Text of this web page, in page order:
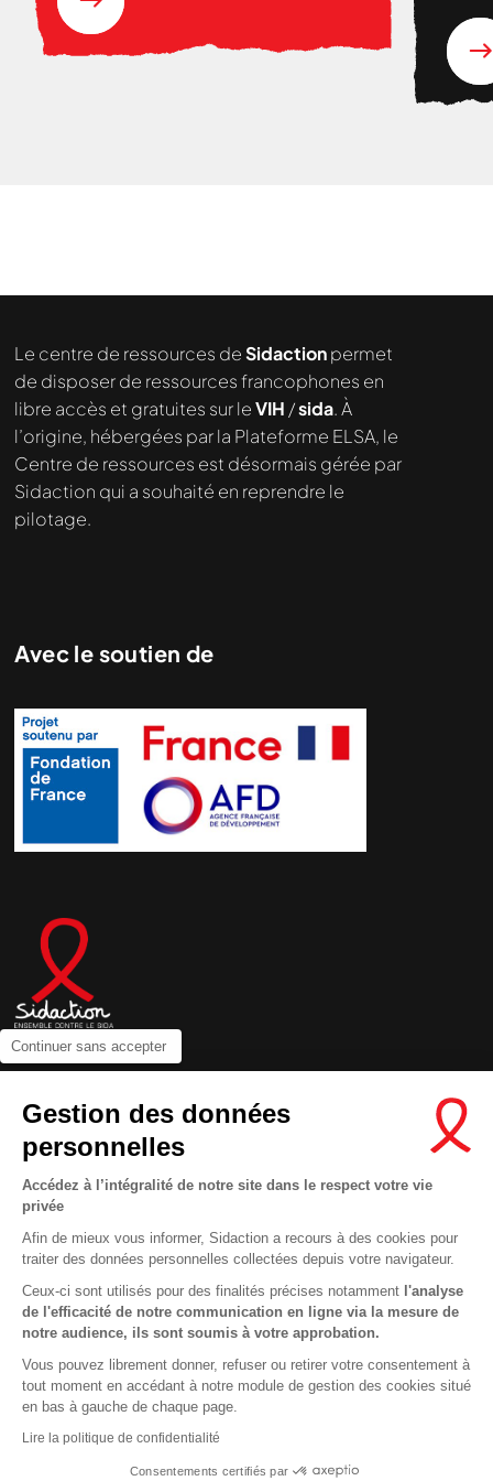
Continuer sans accepter
Gestion des données
personnelles
Accédez à l’intégralité de notre site dans le respect votre vie
privée
Afin de mieux vous informer, Sidaction a recours à des cookies pour
traiter des données personnelles collectées depuis votre navigateur.
Ceux-ci sont utilisés pour des finalités précises notamment l'analyse
de l'efficacité de notre communication en ligne via la mesure de
notre audience, ils sont soumis à votre approbation.
Vous pouvez librement donner, refuser ou retirer votre consentement à
tout moment en accédant à notre module de gestion des cookies situé
en bas à gauche de chaque page.
Lire la politique de confidentialité
Consentements certifiés par
Le centre de ressources deSidactionpermet
de disposer de ressources francophones en
libre accès et gratuites sur leVIH /sida. À
l’origine, hébergées par la Plateforme ELSA, le
Centre de ressources est désormais gérée par
Sidaction qui a souhaité en reprendre le
pilotage.
Avec le soutien de
Newsletter
Nous suivre sur les réseaux :
MENTIONS LÉGALES
CONDITIONS D’UTILISATION ET PROTECTION DES DONNÉES
COOKIES
This site uses cookies and gives you control over what you want to
En savoir plus